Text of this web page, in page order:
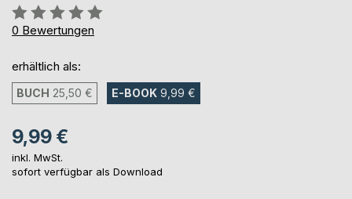
Bewertung::
0%
0 Bewertungen
erhältlich als:
BUCH 25,50 € E-BOOK 9,99 €
9,99 €
inkl. MwSt.
sofort verfügbar als Download